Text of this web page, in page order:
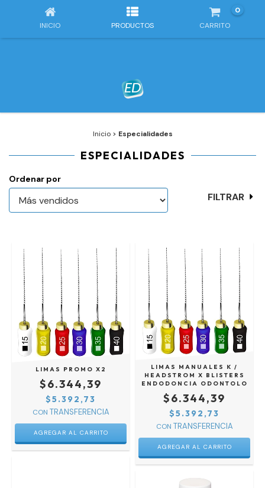
INICIO PRODUCTOS CARRITO
0
Inicio > Especialidades
ESPECIALIDADES
Ordenar por
FILTRAR
LIMAS PROMO X2
$6.344,39
$5.392,73
CON
LIMAS MANUALES K /
HEADSTROM X BLISTERS
ENDODONCIA ODONTOLO
$6.344,39
$5.392,73
CON